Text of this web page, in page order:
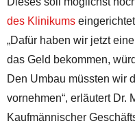
des Klinikums
„Dafür haben wir jetzt
das Geld bekommen,
Den Umbau müssten wir
vornehmen“, erläutert Dr.
Kaufmännischer